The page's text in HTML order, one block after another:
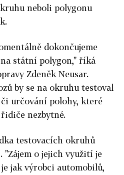
neboli polygonu
dokončujeme
státní polygon," říká
Zdeněk Neusar.
by se na okruhu testoval
určování polohy, které
nezbytné.
testovacích okruhů
"Zájem o jejich využití je
jak výrobci automobilů,